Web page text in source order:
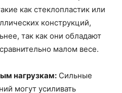
как стеклопластик или
конструкций,
так как они обладают
малом весе.
нагрузкам: Сильные
могут усиливать